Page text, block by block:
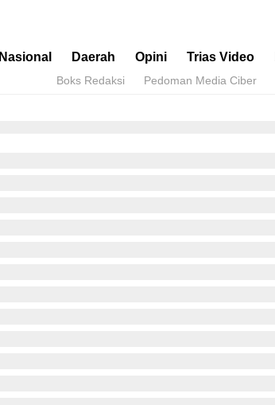
Nasional Daerah Opini Trias Video
Boks Redaksi Pedoman Media Ciber